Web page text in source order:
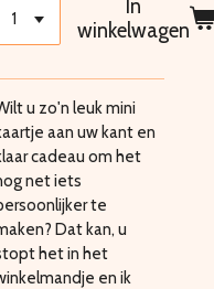
In
winkelwagen
u zo'n leuk mini
aan uw kant en
cadeau om het
net iets
te
Dat kan, u
het in het
en ik